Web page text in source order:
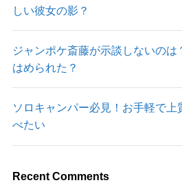
しい彼女の影？
ジャンポケ斎藤が示談しないのは
はめられた？
ソロキャンパー必見！お手軽で上
べたい
Recent Comments